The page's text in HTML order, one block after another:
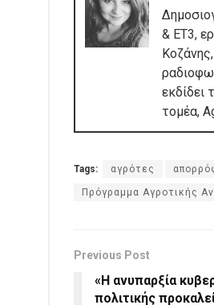
& ΕΤ3,
εκδίδει
τομέα,
Tags: αγρότες
Πρόγραμμα Αγροτικής
Previous Post
«Η ανυπαρξία
πολιτικής